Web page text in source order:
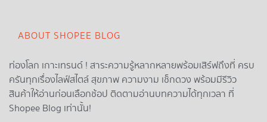
ABOUT SHOPEE BLOG
ท่องโลก เกาะเทรนด์ ! สาระความรู้หลากหลายพร้อมเสิร์ฟถึงที่ ครบ
ครันทุกเรื่องไลฟ์สไตล์ สุขภาพ ความงาม เช็กดวง พร้อมมีรีวิว
สินค้าให้อ่านก่อนเลือกช้อป ติดตามอ่านบทความได้ทุกเวลา ที่
Shopee Blog เท่านั้น!